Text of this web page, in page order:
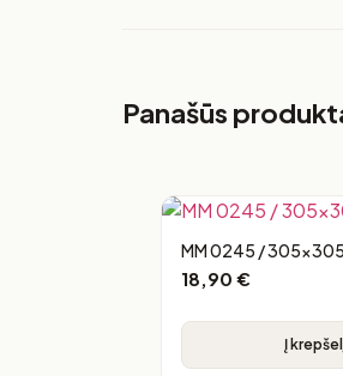
Panašūs
MM 0245 /
18,90 €
Į